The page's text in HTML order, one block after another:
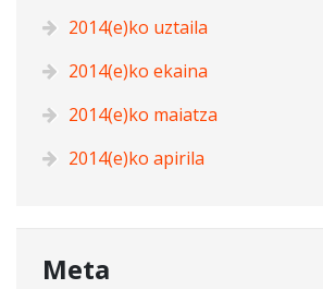
2014(e)ko uztaila
2014(e)ko ekaina
2014(e)ko maiatza
2014(e)ko apirila
Meta